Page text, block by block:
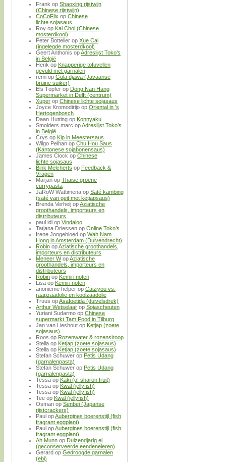
Frank op Shaoxing rijstwijn
(Chinese rijstwijn)
CoCoFlix op Chinese
lichte sojasaus
Roy op Kai Choi (Chinese
mosterdkool)
Peter Bottelier op Xue Cai
(ingelegde mosterdkool)
Geert Anthonis opAdreslijst Toko’s
in België
Henk op Knapperige tofuvellen
gevuld met garnalen
remi op Gula djawa (Javaanse
bruine suiker)
Els Töpfer op Dong Nan Hang
Supermarket in Delft (centrum)
Xuper op Chinese lichte sojasaus
Joyce Kromodirijo op Oriental in ’s
Hertogenbosch
Daan Hutting op Konnyaku
Smolders marc opAdreslijst Toko’s
in België
Crys op Kip in Meestersaus
Wilgo Pelhan op Chu Hou Saus
(Kantonese sojabonensaus)
James Clock op Chinese
lichte sojasaus
Bink Melcherts op Feedback &
Vragen
Marjan op Thaise groene
currypasta
JaRoW Wattimena op Saté kambing
(saté van geit met ketjapsaus)
Brenda Verheij opAziatische
groothandels, importeurs en
distributeurs
paul idi op Vindaloo
Tatjana Driessen op Online Toko’s
Irene Jongebloed op Wah Nam
Hong in Amsterdam (Duivendrecht)
Robin opAziatische groothandels,
importeurs en distributeurs
Meneer WopAziatische
groothandels, importeurs en
distributeurs
Robin op Kemiri noten
Lisa op Kemiri noten
anonieme helper op Caiziyou vs.
raapzaadolie en koolzaadolie
Truus opAsafoetida (duivelsdrek)
Arthur Wetselaar op Sojascheuten
Yuriani Sudarmo op Chinese
supermarkt Tam Food in Tilburg
Jan van Lieshout op Ketjap (zoete
sojasaus)
Roos op Rozenwater & rozensiroop
Stella op Ketjap (zoete sojasaus)
Stella op Ketjap (zoete sojasaus)
Stefan Schuwer op Petis Udang
(garnalenpasta)
Stefan Schuwer op Petis Udang
(garnalenpasta)
Tessa op Kaki (of sharon fruit)
Tessa op Kwal (jellyfish)
Tessa op Kwal (jellyfish)
Tee op Kwal (jellyfish)
Osman op Senbei (Japanse
rijstcrackers)
Paul opAubergines boerenstijl (fish
fragrant eggplant)
Paul opAubergines boerenstijl (fish
fragrant eggplant)
Ah Munn op Duizendjarig ei
(geconserveerde eendeneieren)
Gerard op Gedroogde garnalen
(ebi)